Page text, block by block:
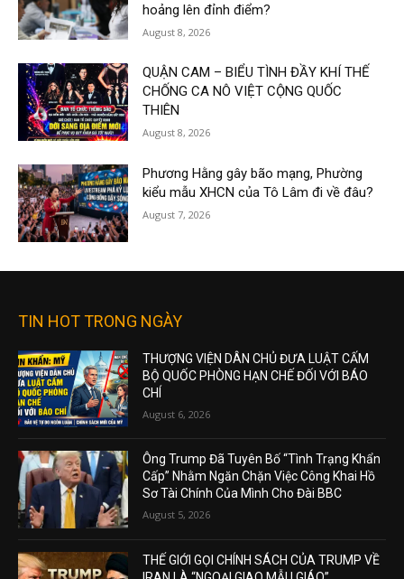
hoảng lên đỉnh điểm?
August 8, 2026
QUẬN CAM – BIỂU TÌNH ĐẦY KHÍ THẾ
CHỐNG CA NÔ VIỆT CỘNG QUỐC
THIÊN
August 8, 2026
Phương Hằng gây bão mạng, Phường
kiểu mẫu XHCN của Tô Lâm đi về đâu?
August 7, 2026
TIN HOT TRONG NGÀY
THƯỢNG VIỆN DÂN CHỦ ĐƯA LUẬT CẤM
BỘ QUỐC PHÒNG HẠN CHẾ ĐỐI VỚI BÁO
CHÍ
August 6, 2026
Ông Trump Đã Tuyên Bố “Tình Trạng Khẩn
Cấp” Nhằm Ngăn Chặn Việc Công Khai Hồ
Sơ Tài Chính Của Mình Cho Đài BBC
August 5, 2026
THẾ GIỚI GỌI CHÍNH SÁCH CỦA TRUMP VỀ